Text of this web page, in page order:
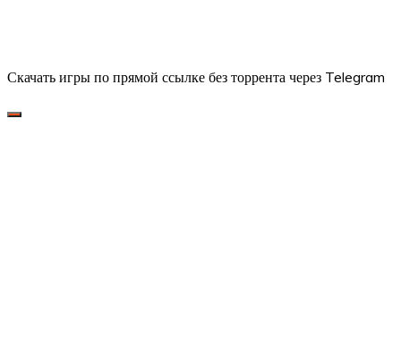
Скачать игры по прямой ссылке без торрента через Telegram